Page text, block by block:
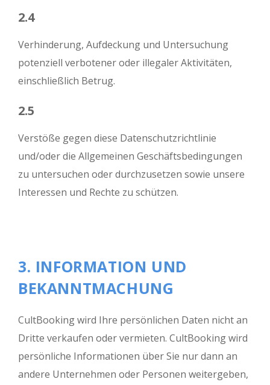
2.4
Verhinderung, Aufdeckung und Untersuchung
potenziell verbotener oder illegaler Aktivitäten,
einschließlich Betrug.
2.5
Verstöße gegen diese Datenschutzrichtlinie
und/oder die Allgemeinen Geschäftsbedingungen
zu untersuchen oder durchzusetzen sowie unsere
Interessen und Rechte zu schützen.
3. INFORMATION UND
BEKANNTMACHUNG
CultBooking wird Ihre persönlichen Daten nicht an
Dritte verkaufen oder vermieten. CultBooking wird
persönliche Informationen über Sie nur dann an
andere Unternehmen oder Personen weitergeben,